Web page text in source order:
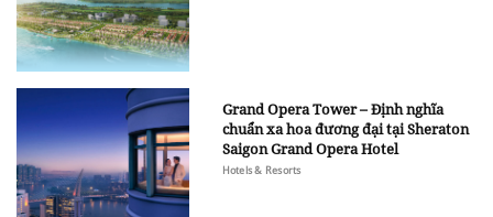
Grand Opera Tower – Định nghĩa
chuẩn xa hoa đương đại tại Sheraton
Saigon Grand Opera Hotel
Hotels & Resorts